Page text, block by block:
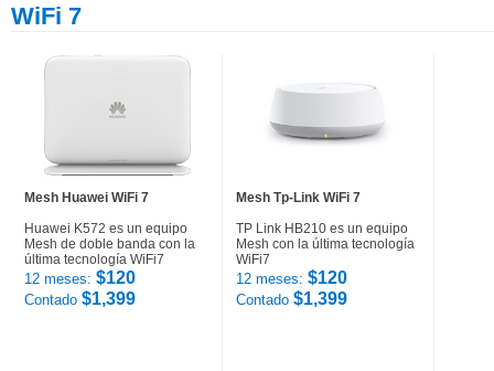
WiFi 7
Mesh Huawei WiFi 7
Huawei K572 es un equipo
Mesh de doble banda con la
última tecnología WiFi7
12 meses: $120
Contado $1,399
Mesh Tp-Link WiFi 7
TP Link HB210 es un equipo
Mesh con la última tecnología
WiFi7
12 meses: $120
Contado $1,399